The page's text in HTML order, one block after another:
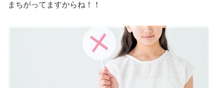
まちがってますからね！！